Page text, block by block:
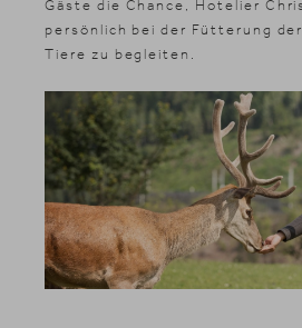
Gäste die Chance, Hotelier
persönlich bei der Fütterung
Tiere zu begleiten.